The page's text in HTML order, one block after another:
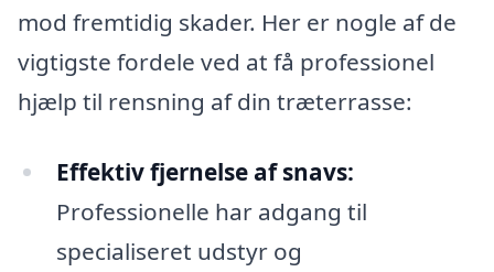
mod fremtidig skader. Her er nogle af de
vigtigste fordele ved at få professionel
hjælp til rensning af din træterrasse:
Effektiv fjernelse af snavs:
Professionelle har adgang til
specialiseret udstyr og